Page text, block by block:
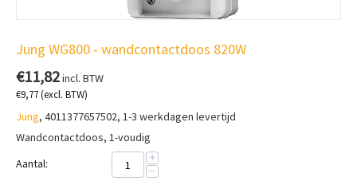
Jung WG800 - wandcontactdoos 820W
€11,82incl. BTW
€9,77(excl. BTW)
Jung, 4011377657502, 1-3 werkdagen levertijd
Wandcontactdoos, 1-voudig
Aantal:
+
−